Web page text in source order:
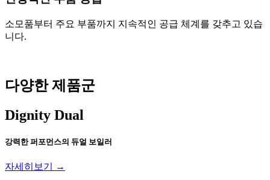
소모품부터 주요 부품까지 지속적인 공급 체계를 갖추고 있습
니다.
다양한 제품군
Dignity Dual
강력한 퍼포먼스의 듀얼 보일러
자세히보기 →